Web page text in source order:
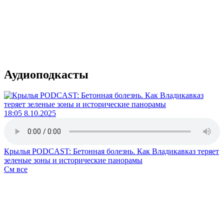
Аудиоподкасты
18:05 8.10.2025
Крылья PODCAST: Бетонная болезнь. Как Владикавказ теряет
зеленые зоны и исторические панорамы
См все